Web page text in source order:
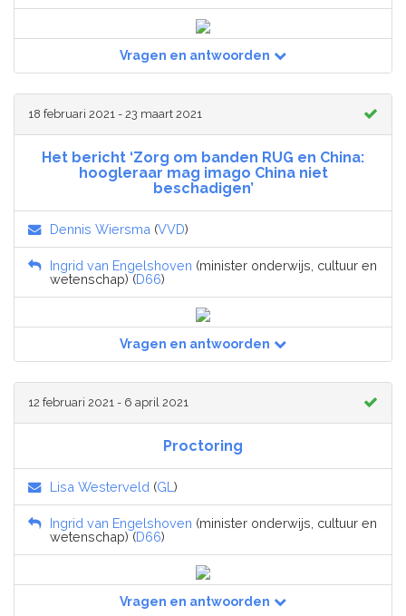
Vragen en antwoorden
18 februari 2021 - 23 maart 2021
Het bericht ‘Zorg om banden RUG en China:
hoogleraar mag imago China niet
beschadigen’
Dennis Wiersma (VVD)
Ingrid van Engelshoven (minister onderwijs, cultuur en
wetenschap) (D66)
Vragen en antwoorden
12 februari 2021 - 6 april 2021
Proctoring
Lisa Westerveld (GL )
Ingrid van Engelshoven (minister onderwijs, cultuur en
wetenschap) (D66)
Vragen en antwoorden